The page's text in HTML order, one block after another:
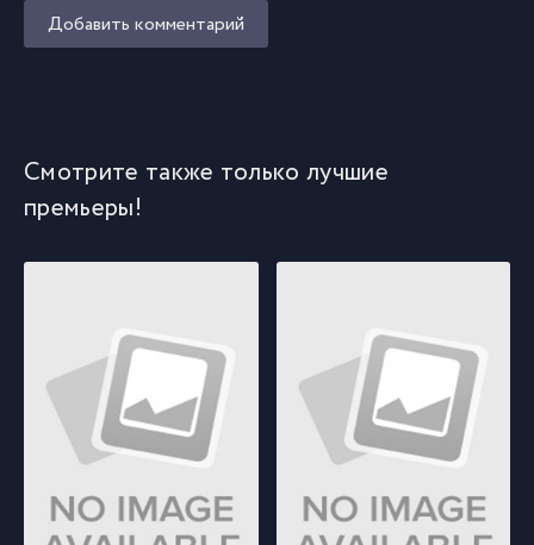
Добавить комментарий
Смотрите также только лучшие
премьеры!